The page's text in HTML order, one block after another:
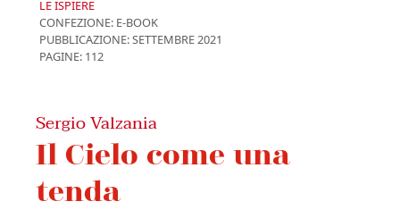
LE ISPIERE
CONFEZIONE: E-BOOK
PUBBLICAZIONE:SETTEMBRE 2021
PAGINE: 112
Sergio Valzania
Il Cielo come una
tenda